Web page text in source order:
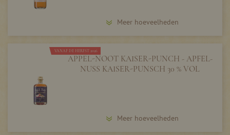
Meer hoeveelheden
VANAF DE HERFST 2026
APPEL-NOOT KAISER-PUNCH - APFEL-
NUSS KAISER-PUNSCH 30 % VOL
Meer hoeveelheden